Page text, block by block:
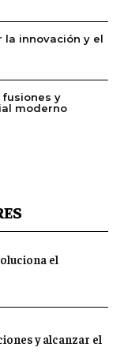
la innovación y el
y
moderno
el
y alcanzar el